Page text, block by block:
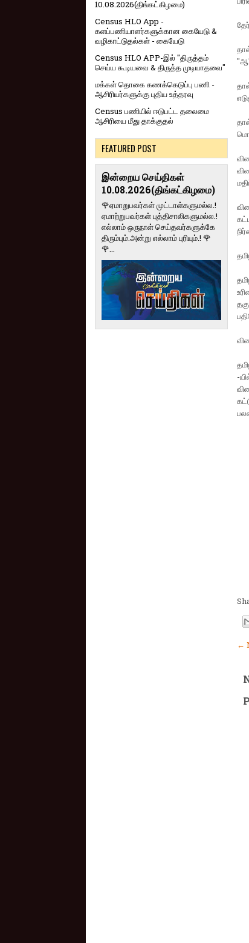
-
←
10.08.2026(திங்கட்கிழமை)
Census HLO App -
களப்பணியாளர்களுக்கான கையேடு &
வழிகாட்டுதல்கள் - கையேடு
Census HLO APP-இல் "திருத்தம்
செய்ய கூடியவை & திருத்த முடியாதவை"
மக்கள் தொகை கணக்கெடுப்பு பணி -
ஆசிரியர்களுக்கு புதிய உத்தரவு
Census பணியில் ஈடுபட்ட தலைமை
ஆசிரியை மீது தாக்குதல்
FEATURED POST
இன்றைய செய்திகள்
10.08.2026(திங்கட்கிழமை)
🌹ஏமாறுபவர்கள் முட்டாள்களுமல்ல.!
ஏமாற்றுபவர்கள் புத்திசாலிகளுமல்ல.!
எல்லாம் ஒருநாள் செய்தவர்களுக்கே
திரும்பும்.அன்று எல்லாம் புரியும்.! 🌹
🌹...